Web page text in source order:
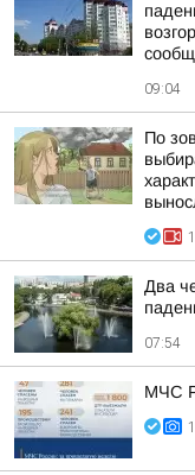
09:04
По
Два
07:54
МЧС